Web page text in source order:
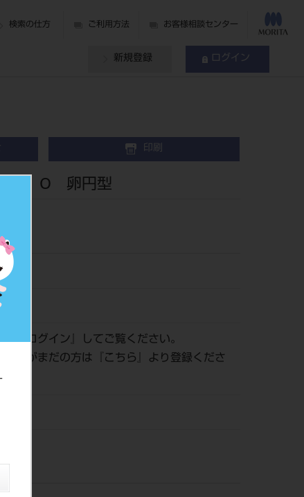
検索の仕方 ご利用方法 お客様相談センター
新規登録 ログイン
印刷
上顎 O 卵円型
は『ログイン 』してご覧ください。
登録がまだの方は『
こちら
』より登録くださ